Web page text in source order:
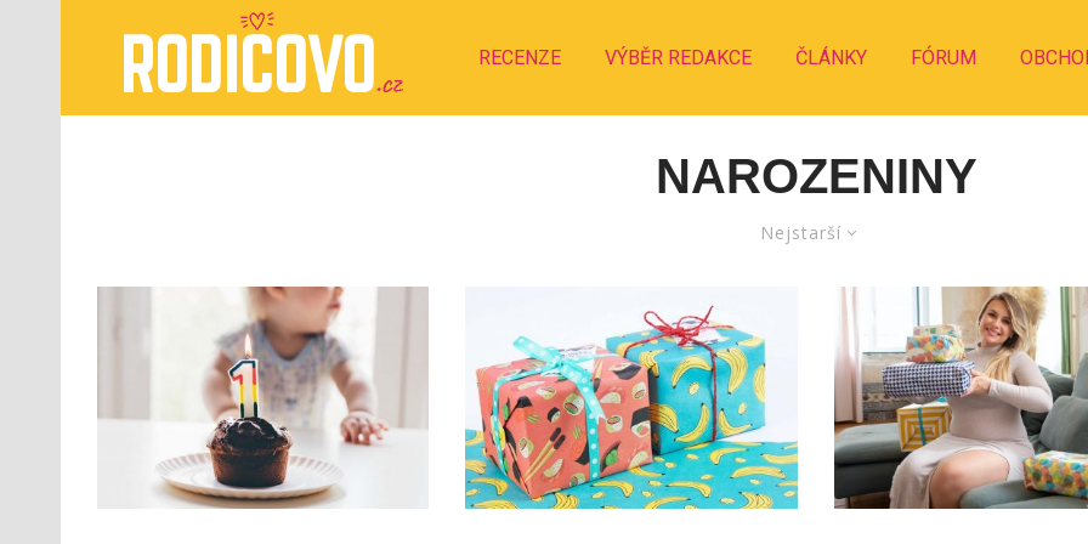
RECENZE VÝBĚR REDAKCE ČLÁNKY FÓRUM
NAROZENINY
Nejstarší